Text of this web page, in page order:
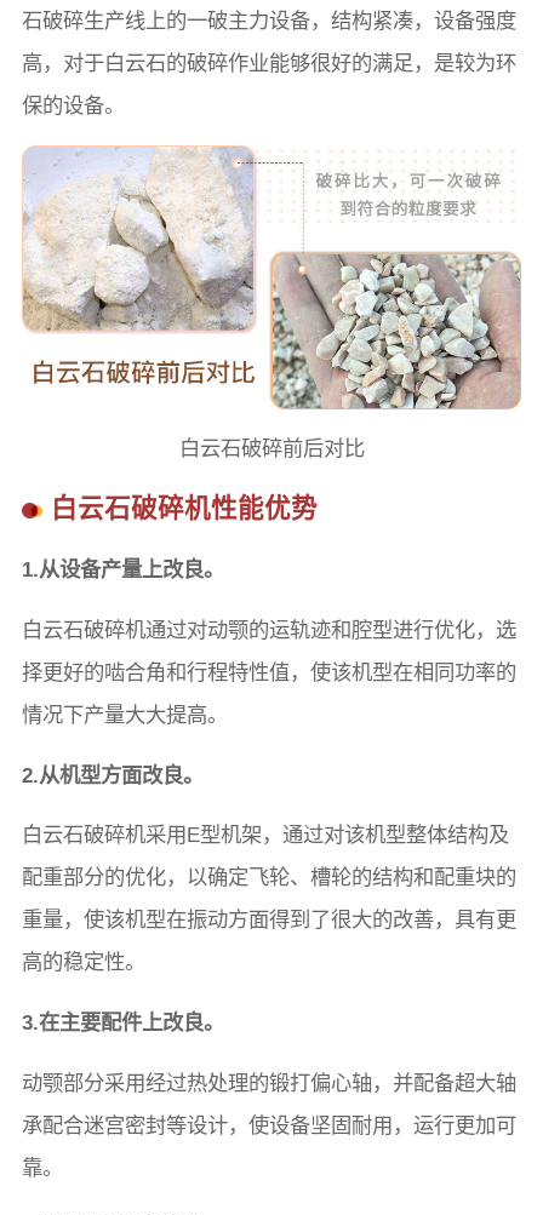
石破碎生产线上的一破主力设备，结构紧凑，设备强度
高，对于白云石的破碎作业能够很好的满足，是较为环
保的设备。
白云石破碎前后对比
白云石破碎机性能优势
1.从设备产量上改良。
白云石破碎机通过对动颚的运轨迹和腔型进行优化，选
择更好的啮合角和行程特性值，使该机型在相同功率的
情况下产量大大提高。
2.从机型方面改良。
白云石破碎机采用E型机架，通过对该机型整体结构及
配重部分的优化，以确定飞轮、槽轮的结构和配重块的
重量，使该机型在振动方面得到了很大的改善，具有更
高的稳定性。
3.在主要配件上改良。
动颚部分采用经过热处理的锻打偏心轴，并配备超大轴
承配合迷宫密封等设计，使设备坚固耐用，运行更加可
靠。